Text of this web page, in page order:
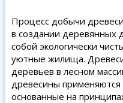
Процесс добычи
в создании деревянных
собой экологически
уютные жилища.
деревьев в лесном
древесины
основанные на